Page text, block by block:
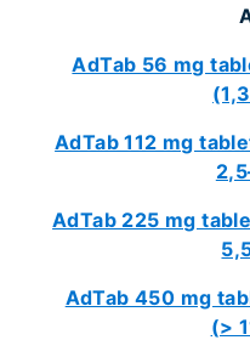
AdTab 56 mg
AdTab 112 mg
AdTab 225 mg
AdTab 450 mg
(>